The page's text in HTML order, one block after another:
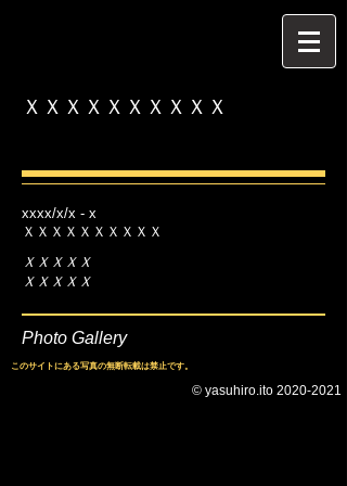
ＸＸＸＸＸＸＸＸＸＸ
xxxx/x/x - x
ＸＸＸＸＸＸＸＸＸＸ
ＸＸＸＸＸ
​ＸＸＸＸＸ
Photo Gallery
このサイトにある写真の無断転載は禁止です。
© yasuhiro.ito 2020-2021